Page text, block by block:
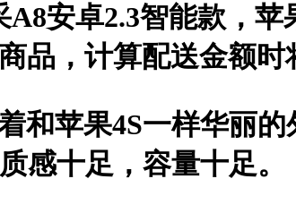
A8安卓2.3智能款，
品，计算配送金额时
和苹果4S一样华丽
感十足，容量十足。